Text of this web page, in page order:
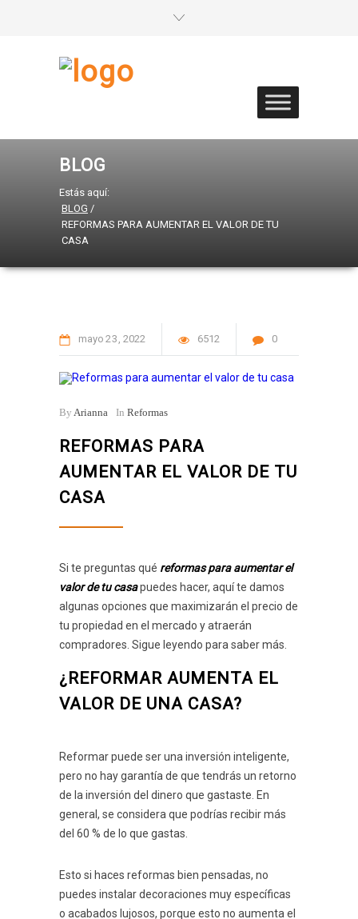
BLOG
Estás aquí:
BLOG /
REFORMAS PARA AUMENTAR EL VALOR DE TU
CASA
mayo 23 2022 6512 0
By Arianna In Reformas
REFORMAS PARA
AUMENTAR EL VALOR DE TU
CASA
Si te preguntas qué reformas para aumentar el
valor de tu casapuedes hacer, aquí te damos
algunas opciones que maximizarán el precio de
tu propiedad en el mercado y atraerán
compradores. Sigue leyendo para saber más.
¿REFORMAR AUMENTA EL
VALOR DE UNA CASA?
Reformar puede ser una inversión inteligente,
pero no hay garantía de que tendrás un retorno
de la inversión del dinero que gastaste. En
general, se considera que podrías recibir más
del 60 % de lo que gastas.
Esto si haces reformas bien pensadas, no
puedes instalar decoraciones muy específicas
o acabados lujosos, porque esto no aumenta el